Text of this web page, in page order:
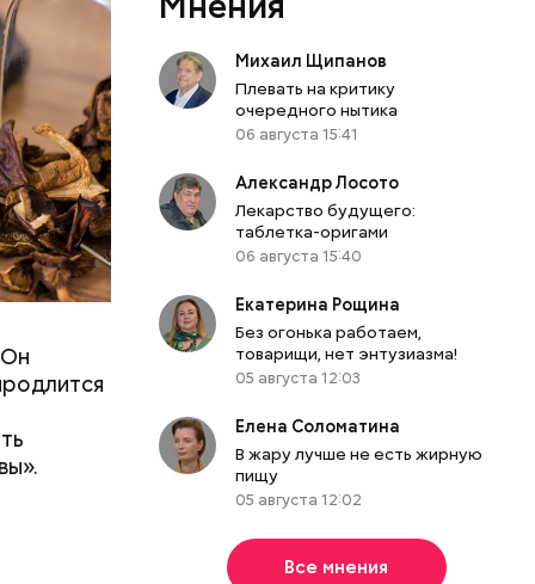
море
к
ТАСС
Михаил Щипанов
Плевать на критику
очередного нытика
06 августа 15:41
Александр Лосото
Лекарство будущего:
таблетка-оригами
06 августа 15:40
Екатерина Рощина
Без огонька работаем,
товарищи, нет энтузиазма!
05 августа 12:03
Елена Соломатина
В жару лучше не есть жирную
пищу
05 августа 12:02
Все мнения